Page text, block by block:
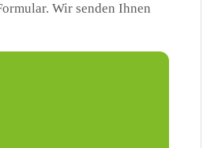
Wir senden Ihnen